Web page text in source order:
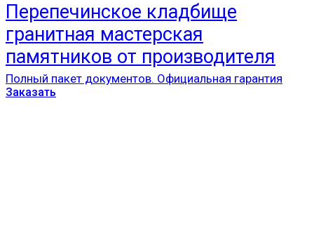
Перепечинское кладбище
гранитная мастерская
памятников от производителя
Полный пакет документов. Официальная гарантия
Заказать